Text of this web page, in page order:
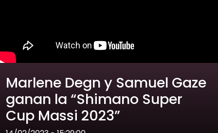
Marlene Degn y Samuel Gaze
ganan la “Shimano Super
Cup Massi 2023”